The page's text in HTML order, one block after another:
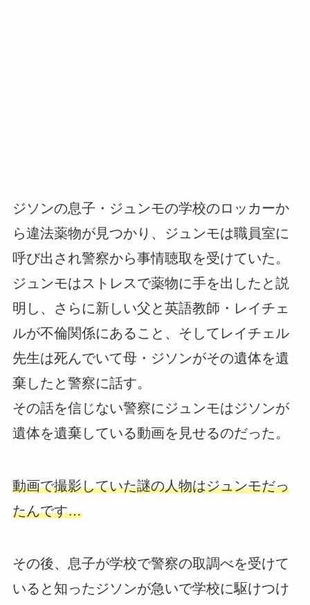
ジソンの息子・ジュンモの学校のロッカーか
ら違法薬物が見つかり、ジュンモは職員室に
呼び出され警察から事情聴取を受けていた。
ジュンモはストレスで薬物に手を出したと説
明し、さらに新しい父と英語教師・レイチェ
ルが不倫関係にあること、そしてレイチェル
先生は死んでいて母・ジソンがその遺体を遺
棄したと警察に話す。
その話を信じない警察にジュンモはジソンが
遺体を遺棄している動画を見せるのだった。
動画で撮影していた謎の人物はジュンモだっ
たんです…
その後、息子が学校で警察の取調べを受けて
いると知ったジソンが急いで学校に駆けつけ